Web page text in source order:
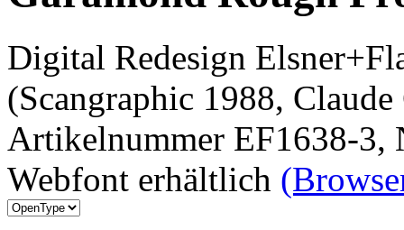
Digital Redesign
(Scangraphic 1988,
Artikelnummer EF1638-3,
Webfont erhältlich